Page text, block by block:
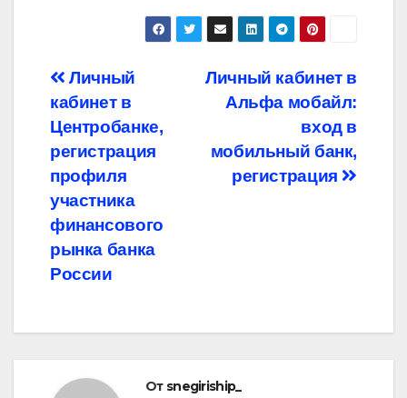
Навигация
по
записям
Личный кабинет в
Альфа мобайл:
вход в
мобильный банк,
регистрация
Личный
кабинет в
Центробанке,
регистрация
профиля
участника
финансового
рынка банка
России
От snegiriship_